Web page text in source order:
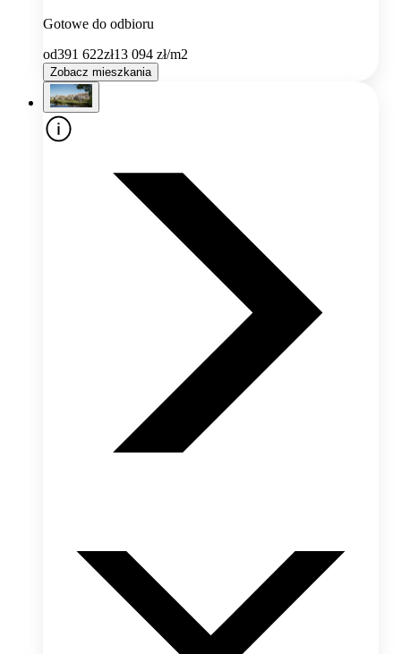
Gotowe do odbioru
od391 622zł13 094 zł/m2
Zobacz mieszkania